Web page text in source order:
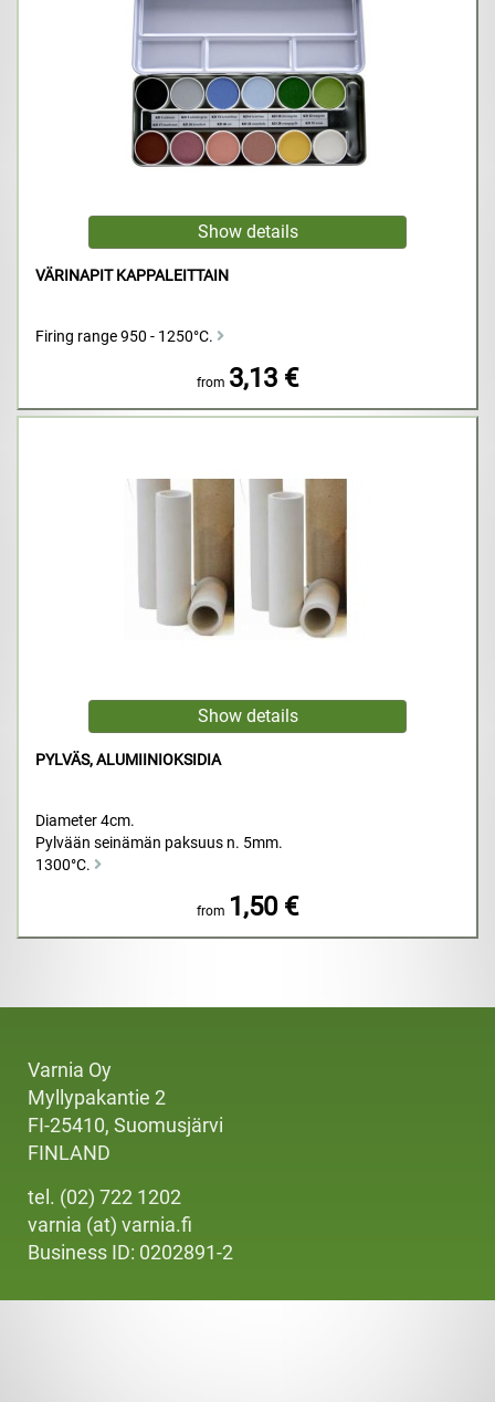
VÄRINAPIT KAPPALEITTAIN
Firing range 950 - 1250°C.
from 3,13 €
PYLVÄS, ALUMIINIOKSIDIA
Diameter 4cm.
Pylvään seinämän paksuus n. 5mm.
1300°C.
from 1,50 €
Varnia Oy
Myllypakantie 2
FI-25410, Suomusjärvi
FINLAND
tel. (02) 722 1202
varnia (at) varnia.fi
Business ID: 0202891-2